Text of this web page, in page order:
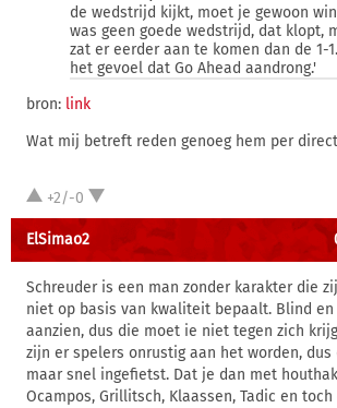
de wedstrijd kijkt, moet je gewoon
was geen goede wedstrijd, dat klopt,
zat er eerder aan te komen dan de 1-
het gevoel dat Go Ahead aandrong.'
bron: link
Wat mij betreft reden genoeg hem per
+2/-0
ElSimao2
Schreuder is een man zonder karakter die
niet op basis van kwaliteit bepaalt. Blind en
aanzien, dus die moet ie niet tegen zich
zijn er spelers onrustig aan het worden,
maar snel ingefietst. Dat je dan met
Ocampos, Grillitsch, Klaassen, Tadic en